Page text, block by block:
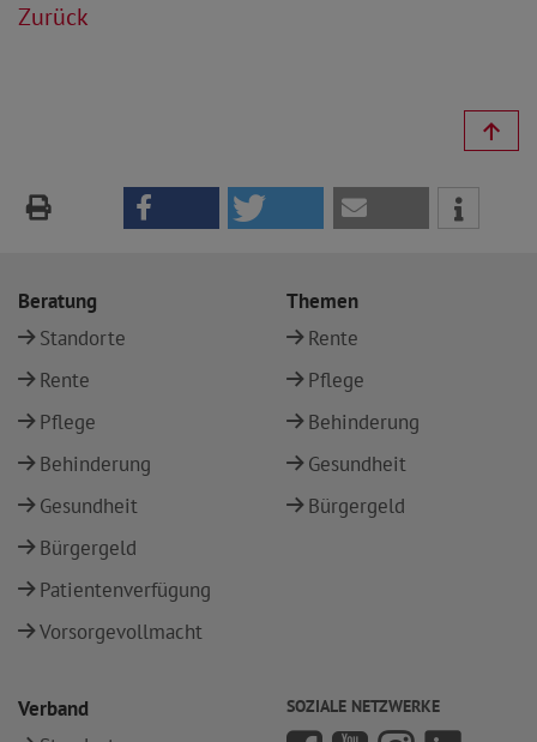
Zurück
Beratung
Standorte
Rente
Pflege
Behinderung
Gesundheit
Bürgergeld
Patientenverfügung
Vorsorgevollmacht
Themen
Rente
Pflege
Behinderung
Gesundheit
Bürgergeld
Verband
SOZIALE NETZWERKE